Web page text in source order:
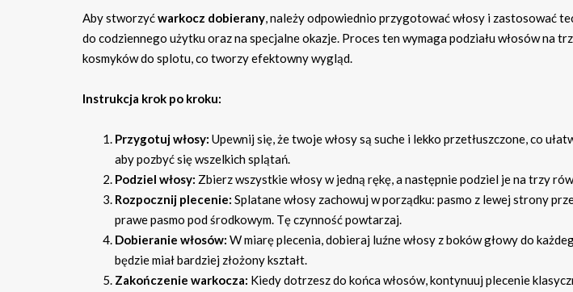
Aby stworzyćwarkocz dobierany, należy odpowiednio przygotować włosy i zastosować
do codziennego użytku oraz na specjalne okazje. Proces ten wymaga podziału włosów na
kosmyków do splotu, co tworzy efektowny wygląd.
Instrukcja krok po kroku:
Przygotuj włosy: Upewnij się, że twoje włosy są suche i lekko przetłuszczone, co
aby pozbyć się wszelkich splątań.
Podziel włosy: Zbierz wszystkie włosy w jedną rękę, a następnie podziel je na trzy
Rozpocznij plecenie: Splatane włosy zachowuj w porządku: pasmo z lewej strony
prawe pasmo pod środkowym. Tę czynność powtarzaj.
Dobieranie włosów: W miarę plecenia, dobieraj luźne włosy z boków głowy do
będzie miał bardziej złożony kształt.
Zakończenie warkocza: Kiedy dotrzesz do końca włosów, kontynuuj plecenie